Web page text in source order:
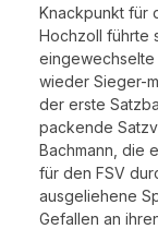
Knackpunkt für
Hochzoll führte
eingewechselte
wieder Sieger-
der erste
packende
Bachmann, die
für den FSV
ausgeliehene
Gefallen an